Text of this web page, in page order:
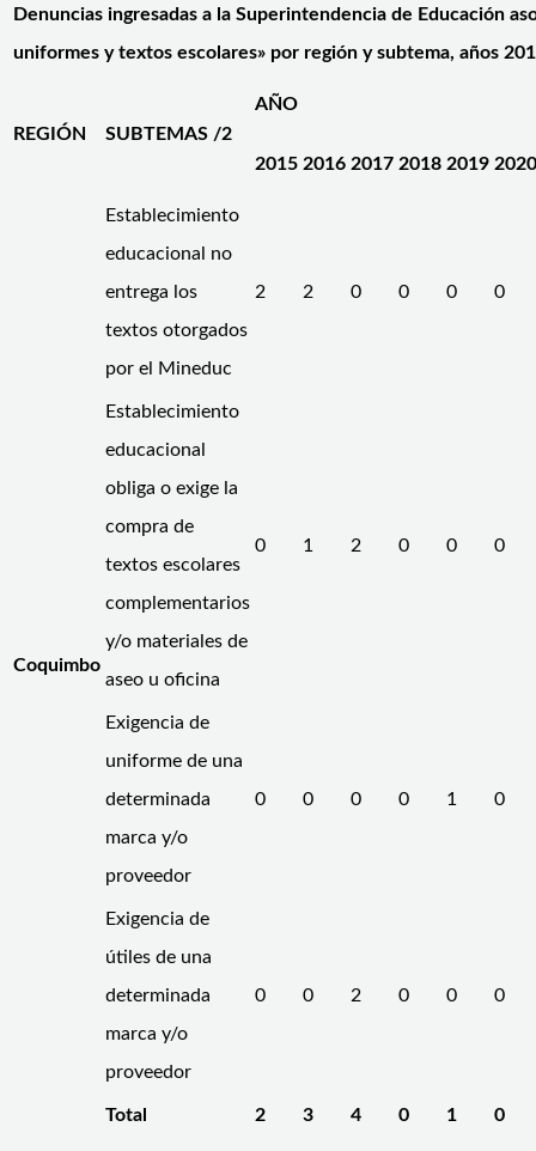
Denuncias ingresadas a la Superintendencia de Educación
uniformes y textos escolares» por región y subtema, años
REGIÓN SUBTEMAS /2
AÑO
2015 2016 2017 2018 2019 2020
Coquimbo
Establecimiento
educacional no
entrega los
textos otorgados
por el Mineduc
2 2 0 0 0 0
Establecimiento
educacional
obliga o exige la
compra de
textos escolares
complementarios
y/o materiales de
aseo u oficina
0 1 2 0 0 0
Exigencia de
uniforme de una
determinada
marca y/o
proveedor
0 0 0 0 1 0
Exigencia de
útiles de una
determinada
marca y/o
proveedor
0 0 2 0 0 0
Total 2 3 4 0 1 0